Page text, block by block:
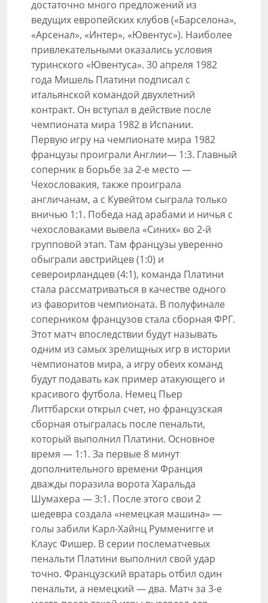
достаточно много предложений из
ведущих европейских клубов («Барселона»,
«Арсенал», «Интер», «Ювентус»). Наиболее
привлекательными оказались условия
туринского «Ювентуса». 30 апреля 1982
года Мишель Платини подписал с
итальянской командой двухлетний
контракт. Он вступал в действие после
чемпионата мира 1982 в Испании.
Первую игру на чемпионате мира 1982
французы проиграли Англии— 1:3. Главный
соперник в борьбе за 2-е место —
Чехословакия, также проиграла
англичанам, а с Кувейтом сыграла только
вничью 1:1. Победа над арабами и ничья с
чехословаками вывела «Синих» во 2-й
групповой этап. Там французы уверенно
обыграли австрийцев (1:0) и
североирландцев (4:1), команда Платини
стала рассматриваться в качестве одного
из фаворитов чемпионата. В полуфинале
соперником французов стала сборная ФРГ.
Этот матч впоследствии будут называть
одним из самых зрелищных игр в истории
чемпионатов мира, а игру обеих команд
будут подавать как пример атакующего и
красивого футбола. Немец Пьер
Литтбарски открыл счет, но французская
сборная отыгралась после пенальти,
который выполнил Платини. Основное
время — 1:1. За первые 8 минут
дополнительного времени Франция
дважды поразила ворота Харальда
Шумахера — 3:1. После этого свои 2
шедевра создала «немецкая машина» —
голы забили Карл-Хайнц Румменигге и
Клаус Фишер. В серии послематчевых
пенальти Платини выполнил свой удар
точно. Французский вратарь отбил один
пенальти, а немецкий — два. Матч за 3-е